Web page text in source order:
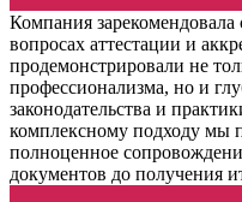
Компания
вопросах аттестации и
продемонстрировали не
профессионализма, но и
законодательства и
комплексному подходу мы
полноценное
документов до получения